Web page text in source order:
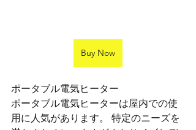
Buy Now
ポータブル電気ヒーター
ポータブル電気ヒーターは屋内での使
用に人気があります。 特定のニーズを